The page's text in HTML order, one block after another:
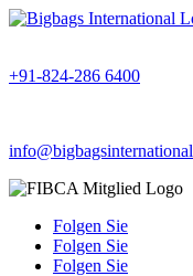
+91-824-286 6400
Folgen Sie
Folgen Sie
Folgen Sie